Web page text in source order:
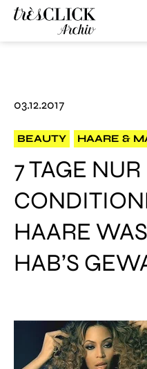
03.12.2017
BEAUTY HAARE &
7 TAGE
HAARE
HAB’S